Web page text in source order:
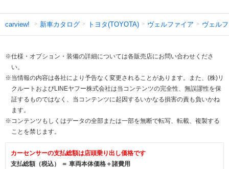
carview! 新車カタログ トヨタ(TOYOTA) ヴェルファイア ヴェル
※仕様・オプション・装備の詳細については各販売店にお問い合わせくださ
い。
※当情報の内容は各社により予告なく変更されることがあります。また、(株)リ
クルートおよびLINEヤフー株式会社は当コンテンツの完全性、無誤謬性を保
証するものではなく、当コンテンツに起因するいかなる損害の責も負いかね
ます。
※コンテンツもしくはデータの全部または一部を無断で転写、転載、複製する
ことを禁じます。
カーセンサーの支払総額は店頭乗り出し価格です
支払総額（税込） ＝ 車両本体価格＋諸費用